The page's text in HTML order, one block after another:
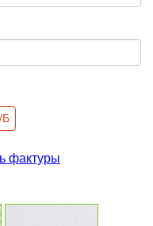
фактуры